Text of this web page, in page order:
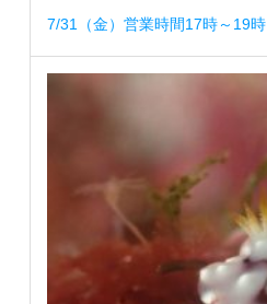
7/31（金）営業時間17時～19時